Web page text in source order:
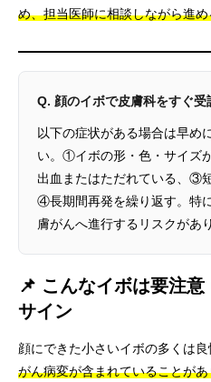
め、担当医師に相談しながら進
Q. 顔のイボで皮膚科をすぐ受
以下の症状がある場合は早め
い。①イボの形・色・サイズ
出血またはただれている、③
④長期間再発を繰り返す。特
膚がんへ進行するリスクがあ
📌 こんなイボは要注
サイン
顔にできた小さいイボの多くは良
がん病変が含まれていることが